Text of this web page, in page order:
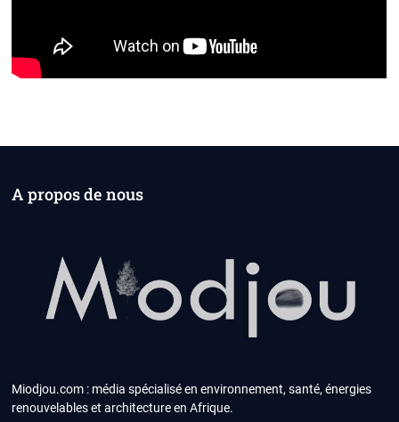
A propos de nous
Miodjou.com : média spécialisé en environnement, santé, énergies
renouvelables et architecture en Afrique.